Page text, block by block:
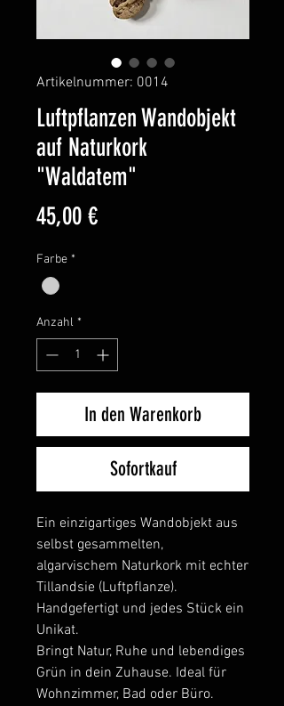
Artikelnummer: 0014
Luftpflanzen Wandobjekt
auf Naturkork
"Waldatem"
45,00 €Preis
Farbe *
Anzahl *
In den Warenkorb
Sofortkauf
Ein einzigartiges Wandobjekt aus
selbst gesammelten,
algarvischem Naturkork mit echter
Tillandsie (Luftpflanze).
Handgefertigt und jedes Stück ein
Unikat.
Bringt Natur, Ruhe und lebendiges
Grün in dein Zuhause. Ideal für
Wohnzimmer, Bad oder Büro.